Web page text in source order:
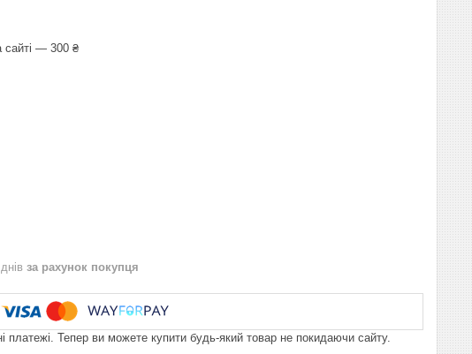
сайті — 300 ₴
за рахунок покупця
платежі. Тепер ви можете купити будь-який товар не покидаючи сайту.